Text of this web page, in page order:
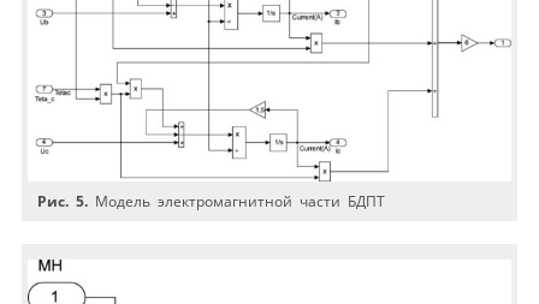
Рис. 5. Модель электромагнитной части БДПТ